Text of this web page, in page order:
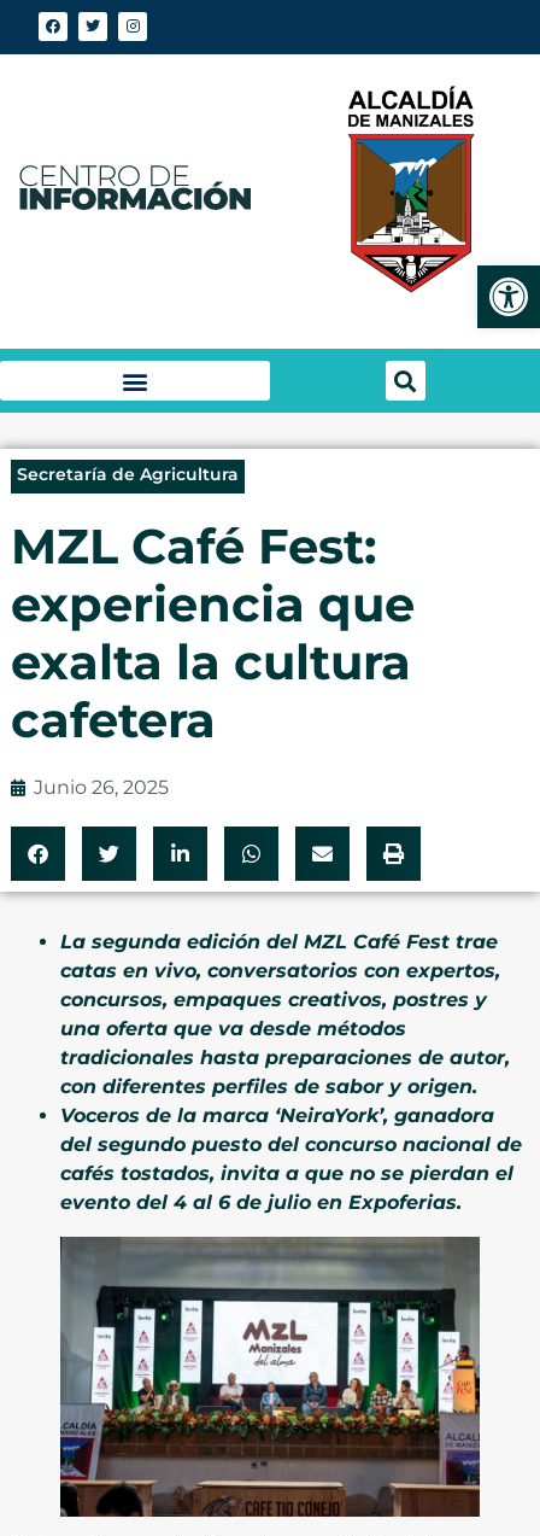
Secretaría de Agricultura
MZL Café Fest:
experiencia que
exalta la cultura
cafetera
Junio 26, 2025
La segunda edición del MZL Café Fest trae
catas en vivo, conversatorios con expertos,
concursos, empaques creativos, postres y
una oferta que va desde métodos
tradicionales hasta preparaciones de autor,
con diferentes perfiles de sabor y origen.
Voceros de la marca ‘NeiraYork’, ganadora
del segundo puesto del concurso nacional de
cafés tostados, invita a que no se pierdan el
evento del 4 al 6 de julio en Expoferias.